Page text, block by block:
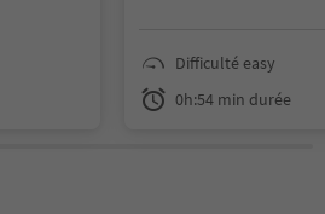
c
entertaining route
Tarsch and Morter
historic ruins,
Difficulté easy
0h:54 min durée